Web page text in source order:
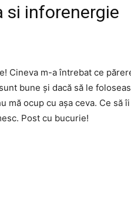
si inforenergie
Cineva m-a întrebat ce
bune şi dacă să le
mă ocup cu aşa ceva. Ce
Post cu bucurie!